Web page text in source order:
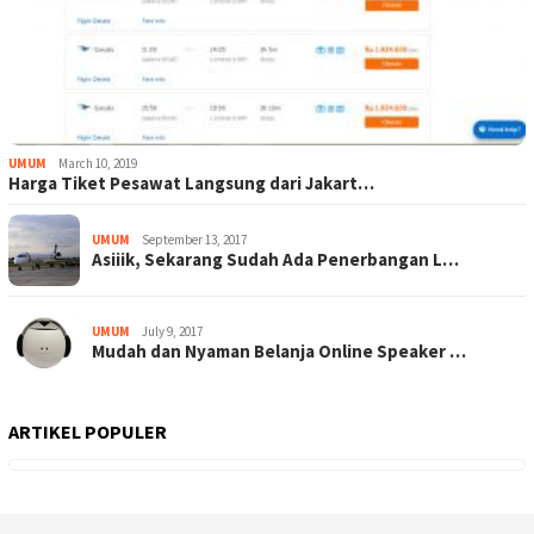
UMUM March 10, 2019
Harga Tiket Pesawat Langsung dari Jakart…
UMUM September 13, 2017
Asiiik, Sekarang Sudah Ada Penerbangan L…
UMUM July 9, 2017
Mudah dan Nyaman Belanja Online Speaker …
ARTIKEL POPULER